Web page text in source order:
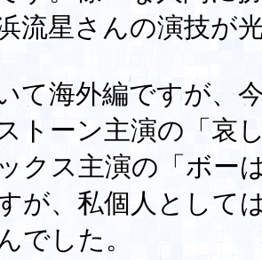
流星さんの演技が
て海外編ですが、
トーン主演の「哀
クス主演の「ボー
が、私個人として
でした。